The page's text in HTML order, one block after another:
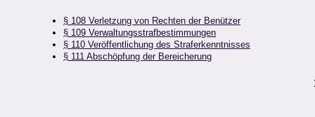
§ 108 Verletzung von Rechten der Benützer
§ 109 Verwaltungsstrafbestimmungen
§ 110 Veröffentlichung des Straferkenntnisses
§ 111 Abschöpfung der Bereicherung